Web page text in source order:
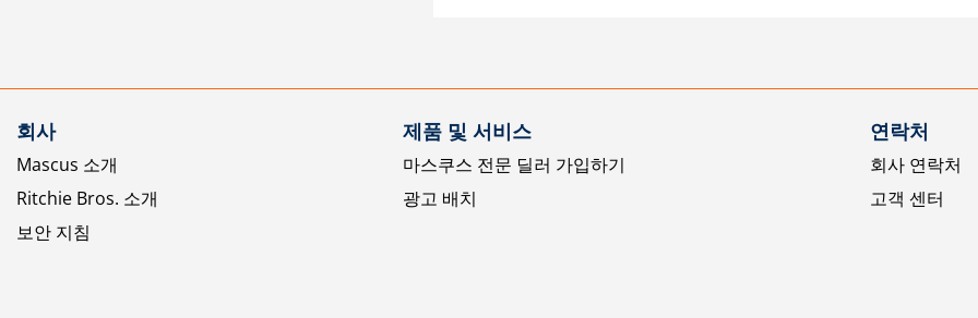
회사
Mascus 소개
Ritchie Bros. 소개
보안 지침
제품 및 서비스
마스쿠스 전문 딜러 가입하기
광고 배치
연락처
회사 연락처
고객 센터